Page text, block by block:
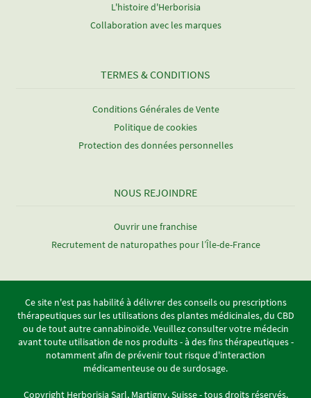
L'histoire d'Herborisia
Collaboration avec les marques
TERMES & CONDITIONS
Conditions Générales de Vente
Politique de cookies
Protection des données personnelles
NOUS REJOINDRE
Ouvrir une franchise
Recrutement de naturopathes pour l’Île-de-France
Ce site n'est pas habilité à délivrer des conseils ou prescriptions
thérapeutiques sur les utilisations des plantes médicinales, du CBD
ou de tout autre cannabinoïde. Veuillez consulter votre médecin
avant toute utilisation de nos produits - à des fins thérapeutiques -
notamment afin de prévenir tout risque d'interaction
médicamenteuse ou de surdosage.
Copyright Herborisia Sarl, Martigny, Suisse - tous droits réservés.